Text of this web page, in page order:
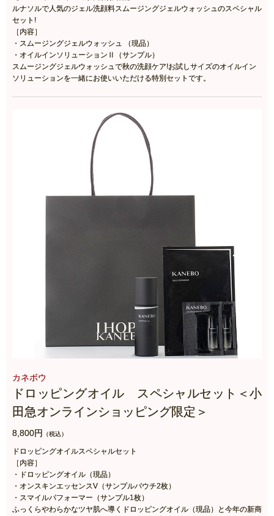
ルナソルで人気のジェル洗顔料スムージングジェルウォッシュのスペシャル
セット!
［内容］
・スムージングジェルウォッシュ （現品）
・オイルインソリューションⅡ（サンプル）
スムージングジェルウォッシュで秋の洗顔ケア!お試しサイズのオイルイン
ソリューションを一緒にお使いいただける特別セットです。
カネボウ
ドロッピングオイル スペシャルセット＜小
田急オンラインショッピング限定＞
8,800円 （税込）
ドロッピングオイルスペシャルセット
［内容］
・ドロッピングオイル（現品）
・オンスキンエッセンスV（サンプルパウチ2枚）
・スマイルパフォーマー（サンプル1枚）
ふっくらやわらかなツヤ肌へ導くドロッピングオイル（現品）と今年の新商